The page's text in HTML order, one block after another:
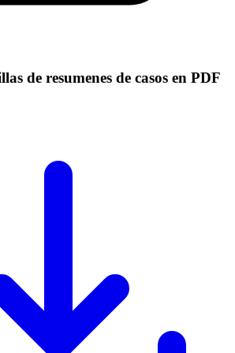
de resumenes de casos en PDF